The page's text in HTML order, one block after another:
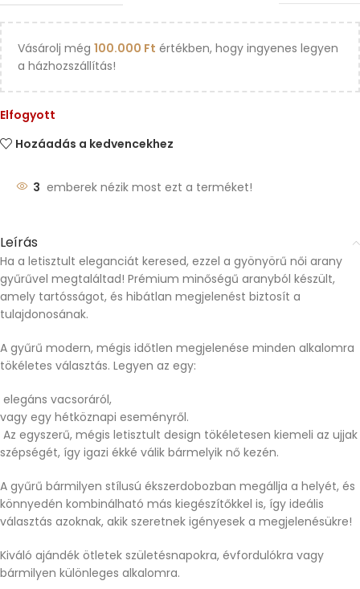
Vásárolj még 100.000 Ft értékben, hogy ingyenes legyen
a házhozszállítás!
Elfogyott
Hozáadás a kedvencekhez
3 emberek nézik most ezt a terméket!
Leírás
Ha a letisztult eleganciát keresed, ezzel a gyönyörű női arany
gyűrűvel megtaláltad! Prémium minőségű aranyból készült,
amely tartósságot, és hibátlan megjelenést biztosít a
tulajdonosának.
A gyűrű modern, mégis időtlen megjelenése minden alkalomra
tökéletes választás. Legyen az egy:
elegáns vacsoráról,
vagy egy hétköznapi eseményről.
Az egyszerű, mégis letisztult design tökéletesen kiemeli az ujjak
szépségét, így igazi ékké válik bármelyik nő kezén.
A gyűrű bármilyen stílusú ékszerdobozban megállja a helyét, és
könnyedén kombinálható más kiegészítőkkel is, így ideális
választás azoknak, akik szeretnek igényesek a megjelenésükre!
Kiváló ajándék ötletek születésnapokra, évfordulókra vagy
bármilyen különleges alkalomra.